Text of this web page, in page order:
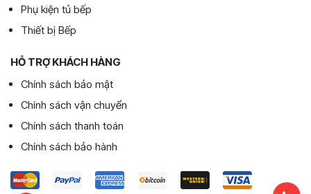
Phụ kiện tủ bếp
Thiết bị Bếp
HỖ TRỢ KHÁCH HÀNG
Chính sách bảo mật
Chính sách vận chuyển
Chính sách thanh toán
Chính sách bảo hành